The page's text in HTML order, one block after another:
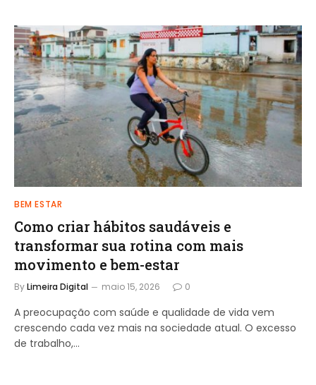
BEM ESTAR
Como criar hábitos saudáveis e
transformar sua rotina com mais
movimento e bem-estar
ByLimeira Digital maio 15, 2026 0
A preocupação com saúde e qualidade de vida vem
crescendo cada vez mais na sociedade atual. O excesso
de trabalho,…